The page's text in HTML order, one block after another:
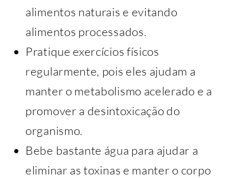
alimentos naturais e evitando
alimentos processados.
Pratique exercícios físicos
regularmente, pois eles ajudam a
manter o metabolismo acelerado e a
promover a desintoxicação do
organismo.
Bebe bastante água para ajudar a
eliminar as toxinas e manter o corpo